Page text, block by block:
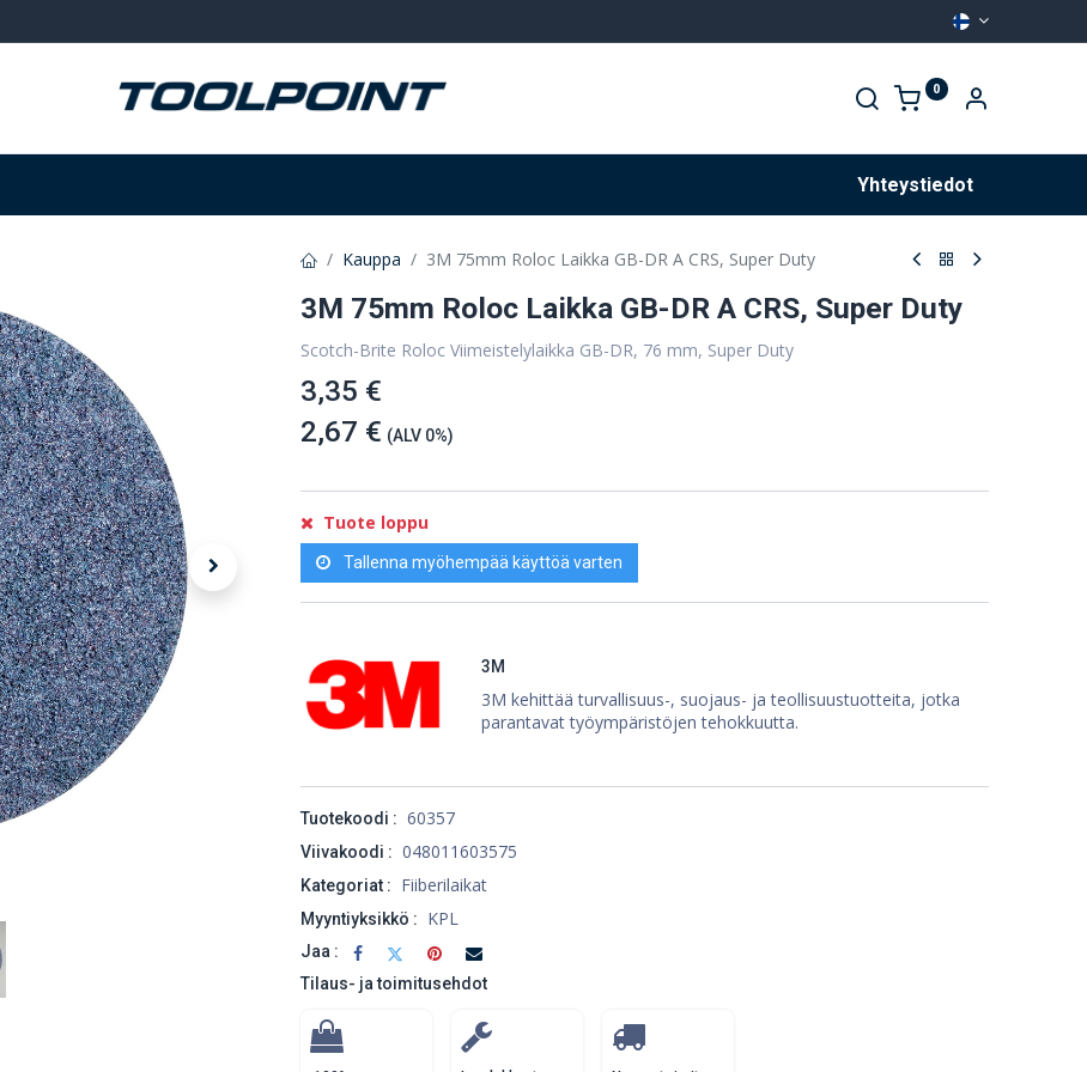
0
Yhteystiedot
Kauppa 3M 75mm Roloc Laikka GB-DR A CRS, Super Duty
3M 75mm Roloc Laikka GB-DR A CRS, Super Duty
Scotch-Brite Roloc Viimeistelylaikka GB-DR, 76 mm, Super Duty
3,35 €
2,67 € (ALV 0%)
Tuote loppu
Tallenna myöhempää käyttöä varten
3M
3M kehittää turvallisuus-, suojaus- ja teollisuustuotteita, jotka
parantavat työympäristöjen tehokkuutta.
Tuotekoodi : 60357
Viivakoodi : 048011603575
Kategoriat : Fiiberilaikat
Myyntiyksikkö : KPL
Jaa :
Tilaus- ja toimitusehdot